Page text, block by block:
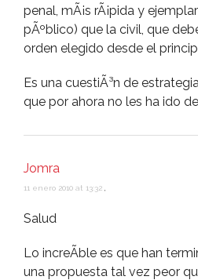
penal, mÃ¡s rÃ¡pida y
pÃºblico) que la civil, que
orden elegido desde el
Es una cuestiÃ³n de
que por ahora no les ha ido
Jomra
11 enero 2010 at 13:32
Salud
Lo increÃ­ble es que han
una propuesta tal vez peor